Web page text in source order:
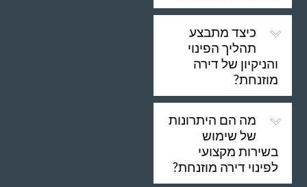
כיצד מתבצע
תהליך הפינוי
והניקיון של דירה
מוזנחת?
מה הם היתרונות
של שימוש
בשירות מקצועי
לפינוי דירה מוזנחת?